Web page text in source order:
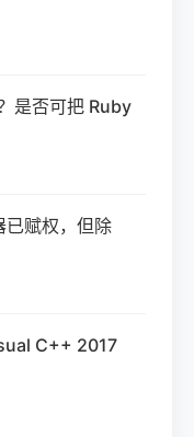
是否可把 Ruby
赋权，但除
C++ 2017